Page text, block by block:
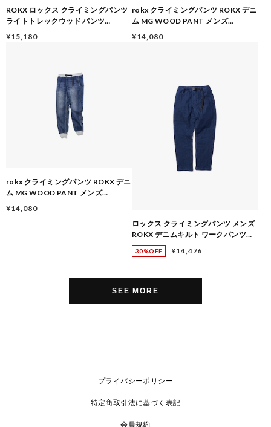
ROKX ロックス クライミングパンツ
ライトトレックウッド パンツ
イージーパンツ ジョガーパンツ
¥15,180
rokx クライミングパンツ ROKX デニ
ム MG WOOD PANT メンズ
阪门市 MID-USED
¥14,080
rokx クライミングパンツ ROKX デニ
ム MG WOOD PANT メンズ
阪门市 DARK-USED
¥14,080
ロックス クライミングパンツ メンズ
ROKX デニムキルト ワークパンツ
RXMF241009 デニム 暖か 暖かい パ
ンツ キルト ワークパンツ キルティン
換不可
30%OFF ¥14,476
SEE MORE
プライバシーポリシー
特定商取引法に基づく表記
会員規約